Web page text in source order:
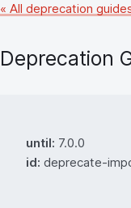
« All deprecation
Deprecation
until: 7.0.0
id: deprecate-